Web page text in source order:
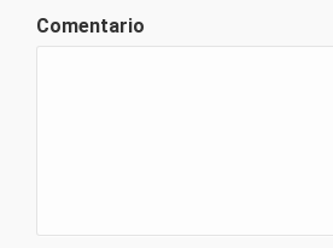
Comentario